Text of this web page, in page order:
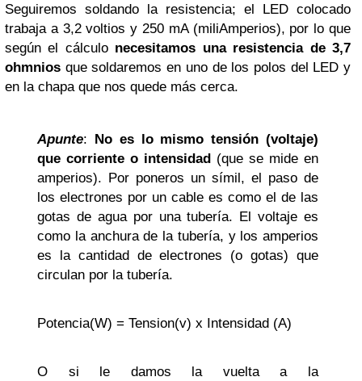
Seguiremos soldando la resistencia; el LED colocado
trabaja a 3,2 voltios y 250 mA (miliAmperios), por lo que
según el cálculo necesitamos una resistencia de 3,7
ohmnios que soldaremos en uno de los polos del LED y
en la chapa que nos quede más cerca.
Apunte: No es lo mismo tensión (voltaje)
que corriente o intensidad (que se mide en
amperios). Por poneros un símil, el paso de
los electrones por un cable es como el de las
gotas de agua por una tubería. El voltaje es
como la anchura de la tubería, y los amperios
es la cantidad de electrones (o gotas) que
circulan por la tubería.
Potencia(W) = Tension(v) x Intensidad (A)
O si le damos la vuelta a la